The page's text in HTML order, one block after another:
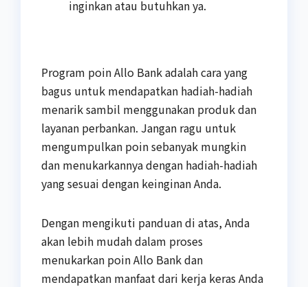
inginkan atau butuhkan ya.
Program poin Allo Bank adalah cara yang
bagus untuk mendapatkan hadiah-hadiah
menarik sambil menggunakan produk dan
layanan perbankan. Jangan ragu untuk
mengumpulkan poin sebanyak mungkin
dan menukarkannya dengan hadiah-hadiah
yang sesuai dengan keinginan Anda.
Dengan mengikuti panduan di atas, Anda
akan lebih mudah dalam proses
menukarkan poin Allo Bank dan
mendapatkan manfaat dari kerja keras Anda